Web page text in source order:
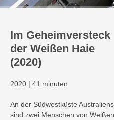
Im Geheimversteck
der Weißen Haie
(2020)
2020 | 41 minuten
An der Südwestküste Australiens
sind zwei Menschen von Weißen